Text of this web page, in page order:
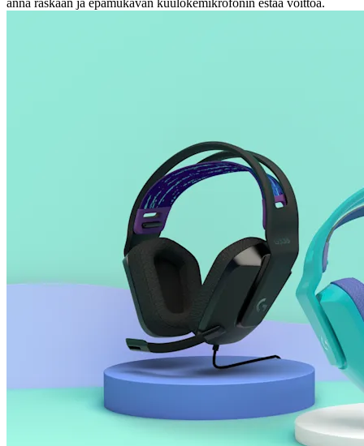
anna raskaan ja epämukavan kuulokemikrofonin estää voittoa.